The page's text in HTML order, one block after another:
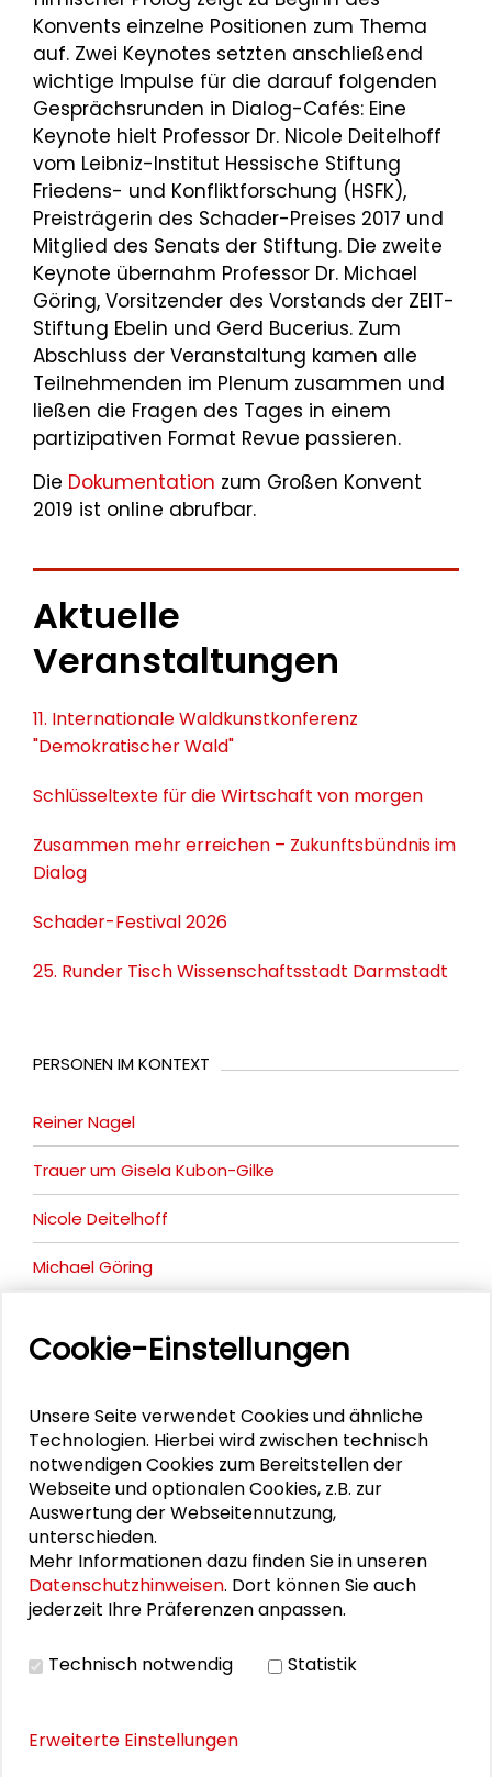
Konvents einzelne Positionen zum Thema
auf. Zwei Keynotes setzten anschließend
wichtige Impulse für die darauf folgenden
Gesprächsrunden in Dialog-Cafés: Eine
Keynote hielt Professor Dr. Nicole Deitelhoff
vom Leibniz-Institut Hessische Stiftung
Friedens- und Konfliktforschung (HSFK),
Preisträgerin des Schader-Preises 2017 und
Mitglied des Senats der Stiftung. Die zweite
Keynote übernahm Professor Dr. Michael
Göring, Vorsitzender des Vorstands der ZEIT-
Stiftung Ebelin und Gerd Bucerius. Zum
Abschluss der Veranstaltung kamen alle
Teilnehmenden im Plenum zusammen und
ließen die Fragen des Tages in einem
partizipativen Format Revue passieren.
Die Dokumentation zum Großen Konvent
2019 ist online abrufbar.
Aktuelle
Veranstaltungen
11. Internationale Waldkunstkonferenz
"Demokratischer Wald"
Schlüsseltexte für die Wirtschaft von morgen
Zusammen mehr erreichen – Zukunftsbündnis im
Dialog
Schader-Festival 2026
25. Runder Tisch Wissenschaftsstadt Darmstadt
PERSONEN IM KONTEXT
Reiner Nagel
Trauer um Gisela Kubon-Gilke
Nicole Deitelhoff
Michael Göring
Klaus-Dieter Altmeppen
Andrea Bartl
Gisela Kubon-Gilke
Sebastian Kurtenbach
Caroline Y. Robertson-von Trotha
Stefan Selke
Julian Wékel
Cookie-Einstellungen
Unsere Seite verwendet Cookies und ähnliche
Technologien. Hierbei wird zwischen technisch
notwendigen Cookies zum Bereitstellen der
Webseite und optionalen Cookies, z.B. zur
Auswertung der Webseitennutzung,
unterschieden.
Mehr Informationen dazu finden Sie in unseren
Datenschutzhinweisen. Dort können Sie auch
jederzeit Ihre Präferenzen anpassen.
Technisch notwendig Statistik
Erweiterte Einstellungen